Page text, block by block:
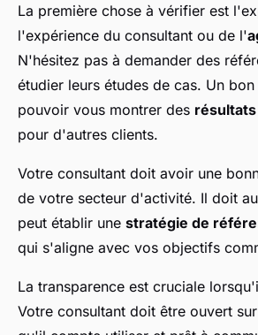
La première chose à vérifier est
l'expérience du consultant ou de l'
N'hésitez pas à demander des
étudier leurs études de cas. Un
pouvoir vous montrer des résultats
pour d'autres clients.
Votre consultant doit avoir une
de votre secteur d'activité. Il doit
peut établir une stratégie de
qui s'aligne avec vos objectifs
La transparence est cruciale
Votre consultant doit être ouvert